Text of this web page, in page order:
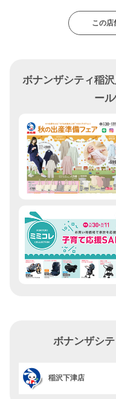
この店
ボナンザシティ稲
ー
ボナンザシ
稲沢下津店